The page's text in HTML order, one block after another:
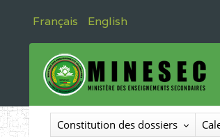
Français English
Constitution des dossiers